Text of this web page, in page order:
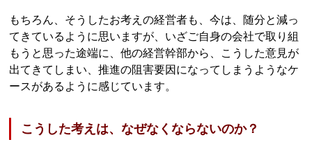
もちろん、そうしたお考えの経営者も、今は、随分と減っ
てきているように思いますが、いざご自身の会社で取り組
もうと思った途端に、他の経営幹部から、こうした意見が
出てきてしまい、推進の阻害要因になってしまうようなケ
ースがあるように感じています。
こうした考えは、なぜなくならないのか？